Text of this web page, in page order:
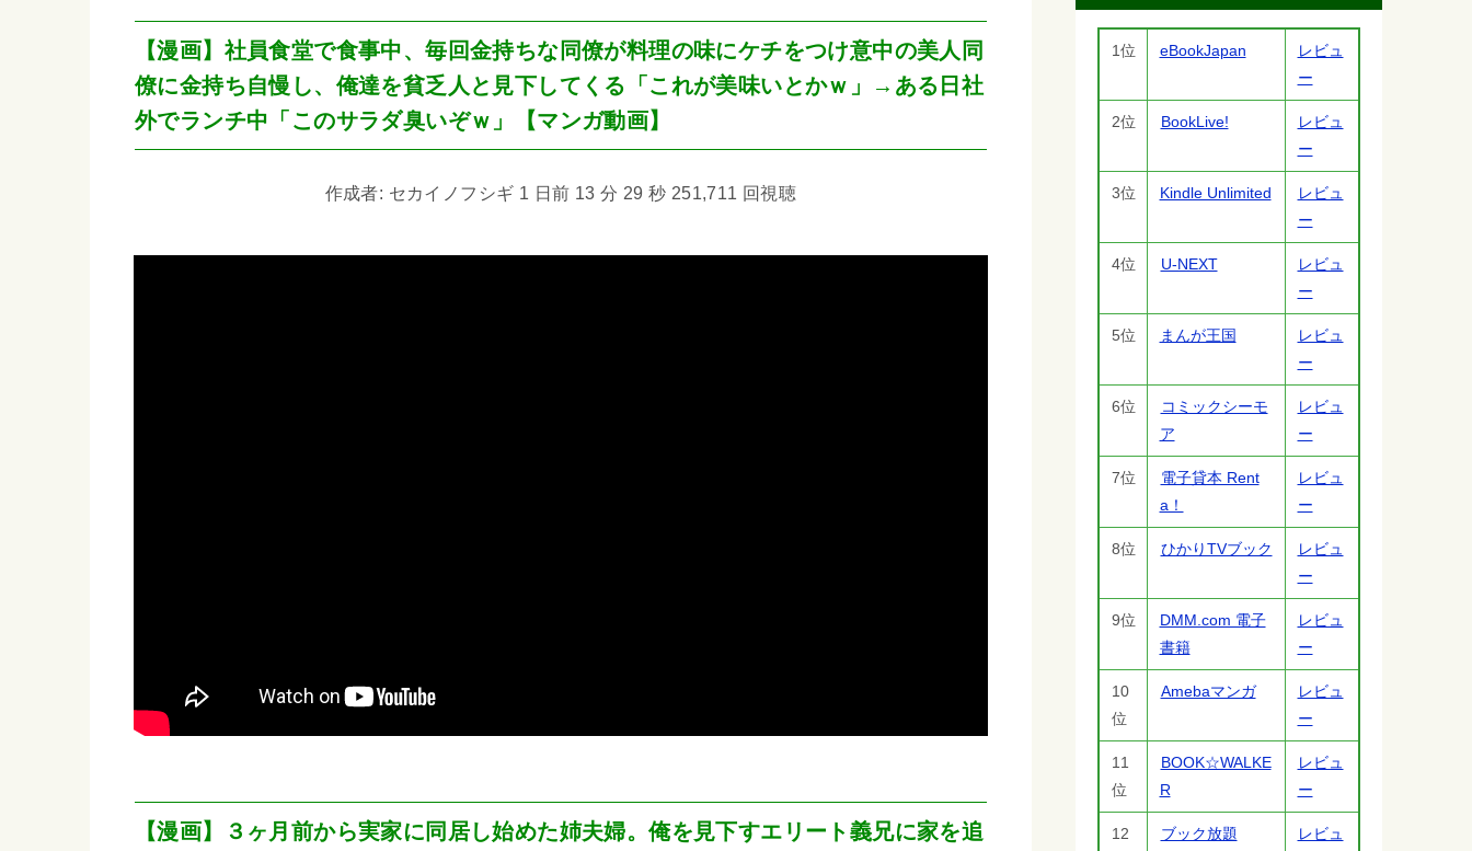
【漫画】社員食堂で食事中、毎回金持ちな同僚が料理の味にケチをつけ意中の美人同
僚に金持ち自慢し、俺達を貧乏人と見下してくる「これが美味いとかｗ」→ある日社
外でランチ中「このサラダ臭いぞｗ」【マンガ動画】
作成者: セカイノフシギ 1 日前 13 分 29 秒 251,711 回視聴
【漫画】３ヶ月前から実家に同居し始めた姉夫婦。俺を見下すエリート義兄に家を追
1位 eBookJapan
レビュ
ー
2位 BookLive!
レビュ
ー
3位 Kindle Unlimited
レビュ
ー
4位 U-NEXT
レビュ
ー
5位 まんが王国
レビュ
ー
6位
コミックシーモ
ア
レビュ
ー
7位
電子貸本 Rent
a！
レビュ
ー
8位 ひかりTVブック
レビュ
ー
9位
DMM.com 電子
書籍
レビュ
ー
10
位
Amebaマンガ
レビュ
ー
11
位
BOOK☆WALKE
R
レビュ
ー
12
ブック放題
レビュ